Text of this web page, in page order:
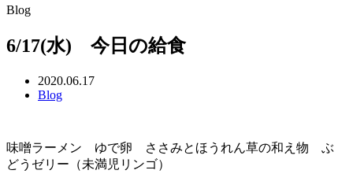
Blog
6/17(水) 今日の給食
2020.06.17
Blog
味噌ラーメン ゆで卵 ささみとほうれん草の和え物 ぶ
どうゼリー（未満児リンゴ）